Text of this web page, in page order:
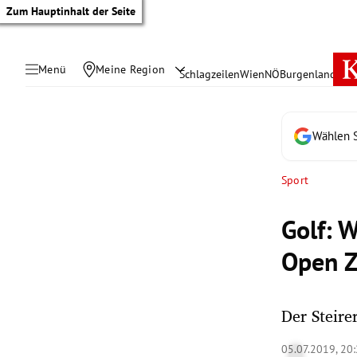
Zum Hauptinhalt der Seite
Menü Meine Region SchlagzeilenWienNÖBurgenland
Wählen
Sport
Golf:
Open
Der
05.07.2019,